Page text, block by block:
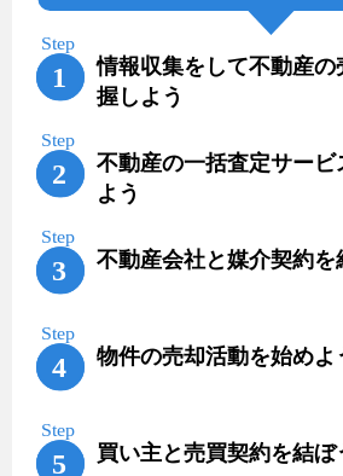
情報収集をして不動産の
握しよう
不動産の一括査定サービ
よう
不動産会社と媒介契約を
物件の売却活動を始めよ
買い主と売買契約を結ぼ